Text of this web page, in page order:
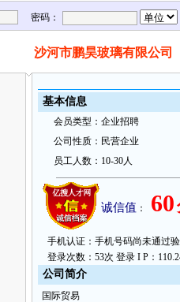
密码：
沙河市鹏昊玻璃有限公司
基本信息
会员类型： 企业招聘
公司性质： 民营企业
员工人数： 10-30人
诚信值 ： 60
手机认证：手机号码尚未通过
登录次数：53次 登录 I P：
公司简介
国际贸易